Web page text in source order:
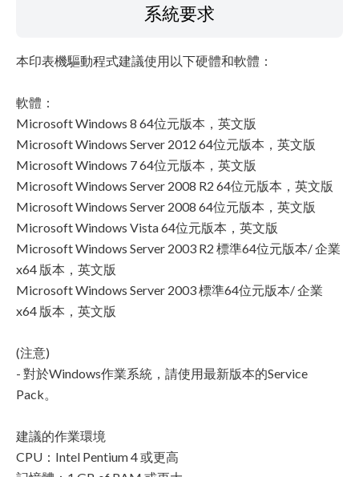
系統要求
本印表機驅動程式建議使用以下硬體和軟體：
軟體：
Microsoft Windows 8 64位元版本，英文版
Microsoft Windows Server 2012 64位元版本，英文版
Microsoft Windows 7 64位元版本，英文版
Microsoft Windows Server 2008 R2 64位元版本，英文版
Microsoft Windows Server 2008 64位元版本，英文版
Microsoft Windows Vista 64位元版本，英文版
Microsoft Windows Server 2003 R2 標準64位元版本/ 企業
x64 版本，英文版
Microsoft Windows Server 2003 標準64位元版本/ 企業
x64 版本，英文版
(注意)
- 對於Windows作業系統，請使用最新版本的Service
Pack。
建議的作業環境
CPU：Intel Pentium 4 或更高